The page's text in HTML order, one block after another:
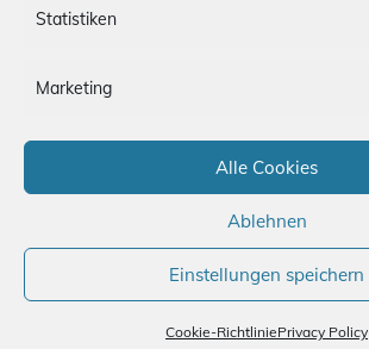
Statistiken
Marketing
Alle Cookies
Ablehnen
Einstellungen speichern
Cookie-RichtliniePrivacy Policy
App-AGBs
Folge uns